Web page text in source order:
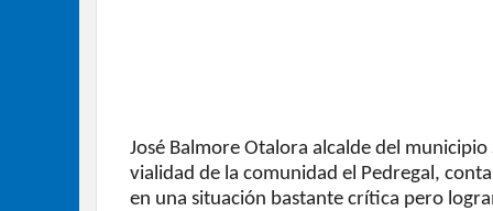
José Balmore Otalora alcalde del
vialidad de la comunidad el Pedregal,
en una situación bastante crítica pero